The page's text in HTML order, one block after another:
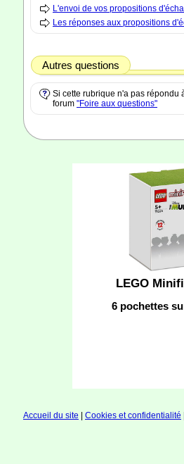
L'envoi de vos propositions
Les réponses aux propositions
Autres questions
Si cette rubrique n'a pas répondu
forum "Foire aux questions"
LEGO
6 pochettes
Accueil du site Cookies et confidentialité